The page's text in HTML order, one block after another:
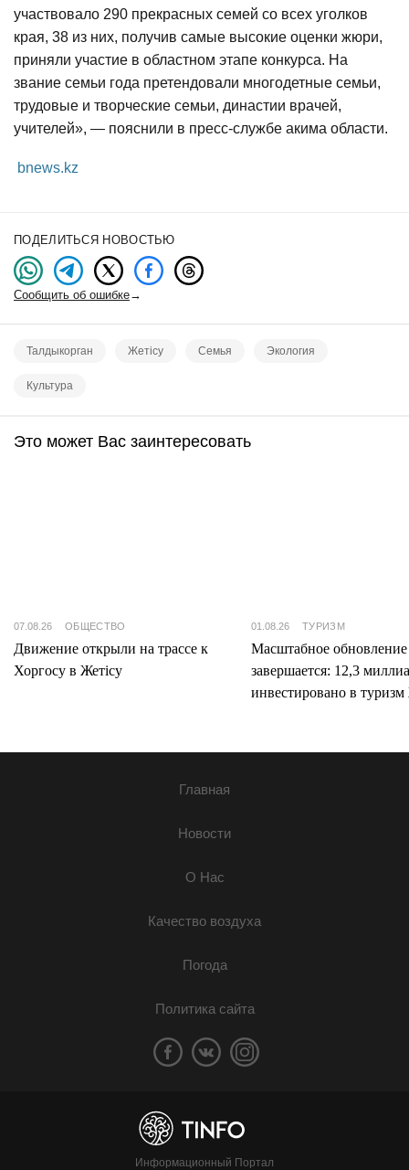
участвовало 290 прекрасных семей со всех уголков
края, 38 из них, получив самые высокие оценки жюри,
приняли участие в областном этапе конкурса. На
звание семьи года претендовали многодетные семьи,
трудовые и творческие семьи, династии врачей,
учителей», — пояснили в пресс-службе акима области.
bnews.kz
ПОДЕЛИТЬСЯ НОВОСТЬЮ
Сообщить об ошибке→
Талдыкорган Жетісу Семья Экология
Культура
Это может Вас заинтересовать
07.08.26 ОБЩЕСТВО
Движение открыли на трассе к
Хоргосу в Жетісу
01.08.26 ТУРИЗМ
Масштабное
завершается: 12,3
инвестировано в туризм
Главная
Новости
О Нас
Качество воздуха
Погода
Политика сайта
Информационный Портал